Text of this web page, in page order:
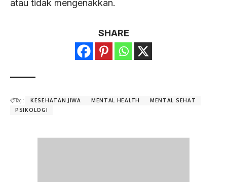
atau tidak mengenakkan.
SHARE
Tag : KESEHATAN JIWA MENTAL HEALTH
MENTAL SEHAT
PSIKOLOGI